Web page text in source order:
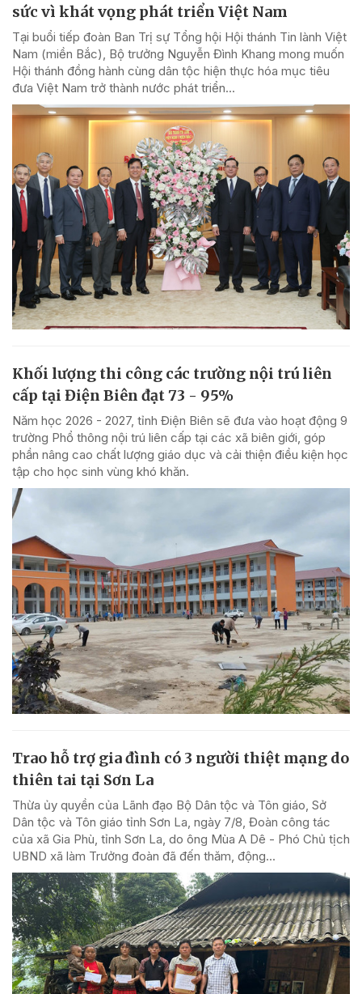
sức vì khát vọng phát triển Việt Nam
Tại buổi tiếp đoàn Ban Trị sự Tổng hội Hội thánh Tin lành Việt
Nam (miền Bắc), Bộ trưởng Nguyễn Đình Khang mong muốn
Hội thánh đồng hành cùng dân tộc hiện thực hóa mục tiêu
đưa Việt Nam trở thành nước phát triển...
Khối lượng thi công các trường nội trú liên
cấp tại Điện Biên đạt 73 - 95%
Năm học 2026 - 2027, tỉnh Điện Biên sẽ đưa vào hoạt động 9
trường Phổ thông nội trú liên cấp tại các xã biên giới, góp
phần nâng cao chất lượng giáo dục và cải thiện điều kiện học
tập cho học sinh vùng khó khăn.
Trao hỗ trợ gia đình có 3 người thiệt mạng do
thiên tai tại Sơn La
Thừa ủy quyền của Lãnh đạo Bộ Dân tộc và Tôn giáo, Sở
Dân tộc và Tôn giáo tỉnh Sơn La, ngày 7/8, Đoàn công tác
của xã Gia Phù, tỉnh Sơn La, do ông Mùa A Dê - Phó Chủ tịch
UBND xã làm Trưởng đoàn đã đến thăm, động...